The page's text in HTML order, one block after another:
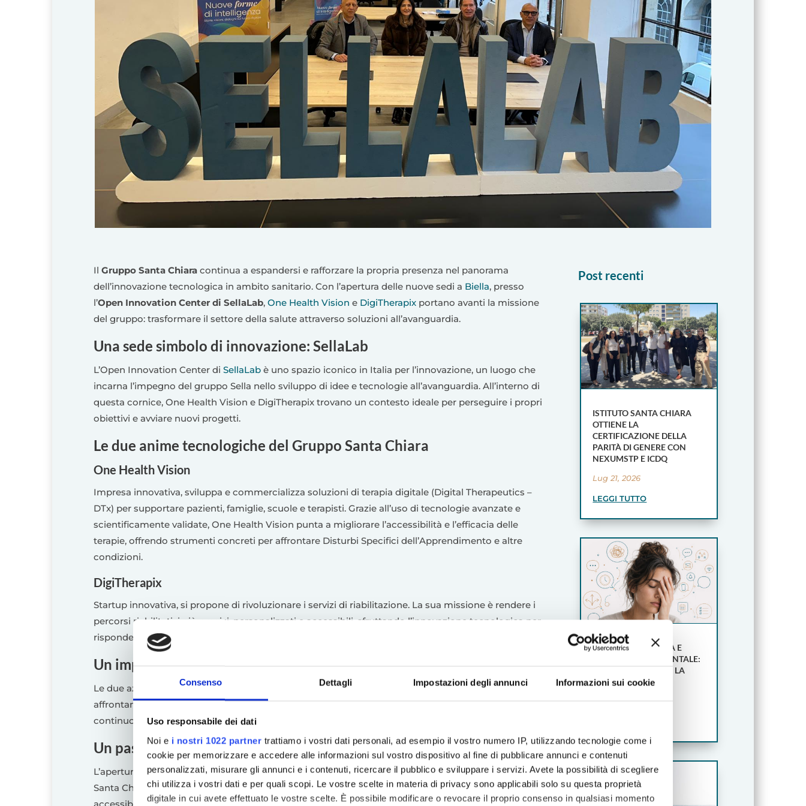
Consenso Dettagli Impostazioni degli annunci Informazioni sui cookie
Uso responsabile dei dati
Noi e i nostri 1022 partner trattiamo i vostri dati personali, ad esempio il vostro numero IP, utilizzando tecnologie come i
cookie per memorizzare e accedere alle informazioni sul vostro dispositivo al fine di pubblicare annunci e contenuti
personalizzati, misurare gli annunci e i contenuti, ricercare il pubblico e sviluppare i servizi. Avete la possibilità di scegliere
chi utilizza i vostri dati e per quali scopi. Le vostre scelte in materia di privacy sono applicabili solo su questa proprietà
digitale in cui avete effettuato le vostre scelte. È possibile modificare o revocare il proprio consenso in qualsiasi momento
IlGruppo Santa Chiara continua a espandersi e rafforzare la propria presenza nel panorama
dell’innovazione tecnologica in ambito sanitario. Con l’apertura delle nuove sedi a Biella, presso
l’Open Innovation Center di SellaLab,One Health Vision e DigiTherapix portano avanti la missione
del gruppo: trasformare il settore della salute attraverso soluzioni all’avanguardia.
Una sede simbolo di innovazione: SellaLab
L’Open Innovation Center diSellaLab è uno spazio iconico in Italia per l’innovazione, un luogo che
incarna l’impegno del gruppo Sella nello sviluppo di idee e tecnologie all’avanguardia. All’interno di
questa cornice, One Health Vision e DigiTherapix trovano un contesto ideale per perseguire i propri
obiettivi e avviare nuovi progetti.
Le due anime tecnologiche del Gruppo Santa Chiara
One Health Vision
Impresa innovativa, sviluppa e commercializza soluzioni di terapia digitale (Digital Therapeutics –
DTx) per supportare pazienti, famiglie, scuole e terapisti. Grazie all’uso di tecnologie avanzate e
scientificamente validate, One Health Vision punta a migliorare l’accessibilità e l’efficacia delle
terapie, offrendo strumenti concreti per affrontare Disturbi Specifici dell’Apprendimento e altre
condizioni.
DigiTherapix
Startup innovativa, si propone di rivoluzionare i servizi di riabilitazione. La sua missione è rendere i
percorsi riabilitativi più precisi, personalizzati e accessibili, sfruttando l’innovazione tecnologica per
rispondere in modo efficace alle esigenze di pazienti e professionisti del settore.
Un impegno condiviso per un futuro migliore
Le due aziende, pur con approcci differenti, condividono l’obiettivo di trasformare il modo in cui si
affrontano i bisogni sanitari, con un focus particolare sull’innovazione e sul miglioramento
continuo dei servizi offerti.
Un passo avanti per il Gruppo Santa Chiara
L’apertura delle sedi in Piemonte segna un ulteriore traguardo nel percorso di crescita del Gruppo
Santa Chiara, da sempre impegnato nell’innovazione e nello sviluppo di soluzioni per una sanità più
Post recenti
ISTITUTO SANTA CHIARA
OTTIENE LA
CERTIFICAZIONE DELLA
PARITÀ DI GENERE CON
NEXUMSTP E ICDQ
Lug 21, 2026
LEGGI TUTTO
STANCHEZZA FISICA E
SOVRACCARICO MENTALE:
PERCHÉ NON SONO LA
STESSA COSA
Lug 21, 2026